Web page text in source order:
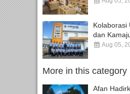
Kolaborasi
dan
Aug 05,
More in this category
Afan